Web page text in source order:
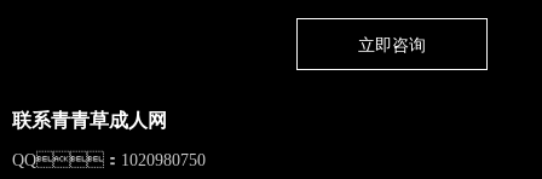
立即咨询
联系青青草成人网
QQ：1020980750